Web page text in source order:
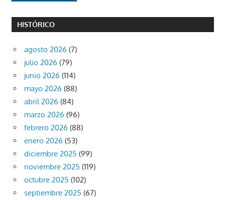
HISTÓRICO
agosto 2026 (7)
julio 2026 (79)
junio 2026 (114)
mayo 2026 (88)
abril 2026 (84)
marzo 2026 (96)
febrero 2026 (88)
enero 2026 (53)
diciembre 2025 (99)
noviembre 2025 (119)
octubre 2025 (102)
septiembre 2025 (67)